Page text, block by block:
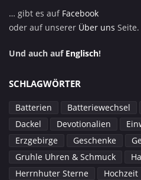
… gibt es auf Facebook
oder auf unserer Über uns Seite.
Und auch auf Englisch!
SCHLAGWÖRTER
Batterien Batteriewechsel
Dackel
Devotionalien
Erzgebirge
Geschenke
Gruhle Uhren & Schmuck
Herrnhuter Sterne
Hochzeit